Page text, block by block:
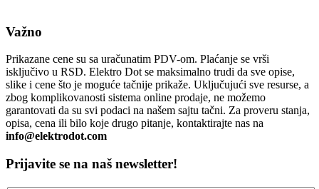
Važno
Prikazane cene su sa uračunatim PDV-om. Plaćanje se vrši
isključivo u RSD. Elektro Dot se maksimalno trudi da sve opise,
slike i cene što je moguće tačnije prikaže. Uključujući sve resurse, a
zbog komplikovanosti sistema online prodaje, ne možemo
garantovati da su svi podaci na našem sajtu tačni. Za proveru stanja,
opisa, cena ili bilo koje drugo pitanje, kontaktirajte nas na
info@elektrodot.com
Prijavite se na naš newsletter!